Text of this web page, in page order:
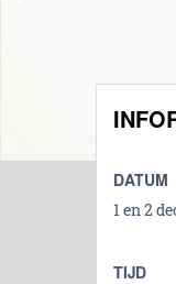
DATUM
1 en 2
TIJD